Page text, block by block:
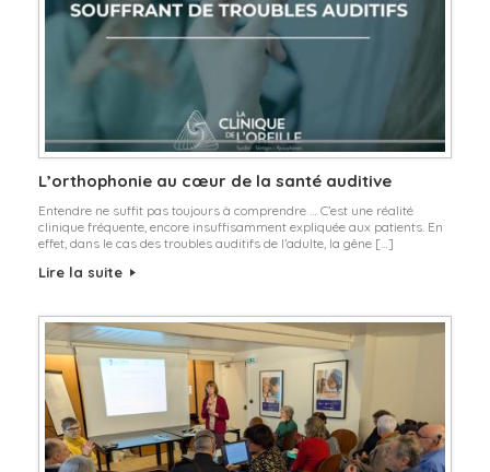
L’orthophonie au cœur de la santé auditive
Entendre ne suffit pas toujours à comprendre … C’est une réalité
clinique fréquente, encore insuffisamment expliquée aux patients. En
effet, dans le cas des troubles auditifs de l’adulte, la gêne […]
Lire la suite